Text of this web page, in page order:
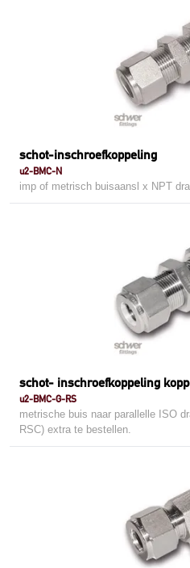
schot-inschroefkoppeling
u2-BMC-N
imp of metrisch buisaansl x NPT
schot- inschroefkoppeling
u2-BMC-G-RS
metrische buis naar parallelle ISO
RSC) extra te bestellen.